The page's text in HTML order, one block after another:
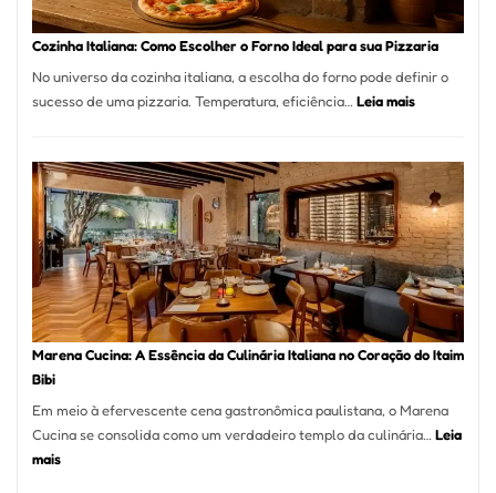
Este
Portal
Resolver
Isso
Cozinha Italiana: Como Escolher o Forno Ideal para sua Pizzaria
No universo da cozinha italiana, a escolha do forno pode definir o
sucesso de uma pizzaria. Temperatura, eficiência…Leia mais:
Como
Escolher
o
Forno
Ideal
para
sua
Pizzaria
Marena Cucina: A Essência da Culinária Italiana no Coração do Itaim
Bibi
Em meio à efervescente cena gastronômica paulistana, o Marena
Cucina se consolida como um verdadeiro templo da culinária… Leia
mais: